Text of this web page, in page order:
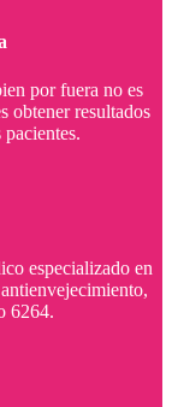
por fuera no es
obtener resultados
especializado en
6264.